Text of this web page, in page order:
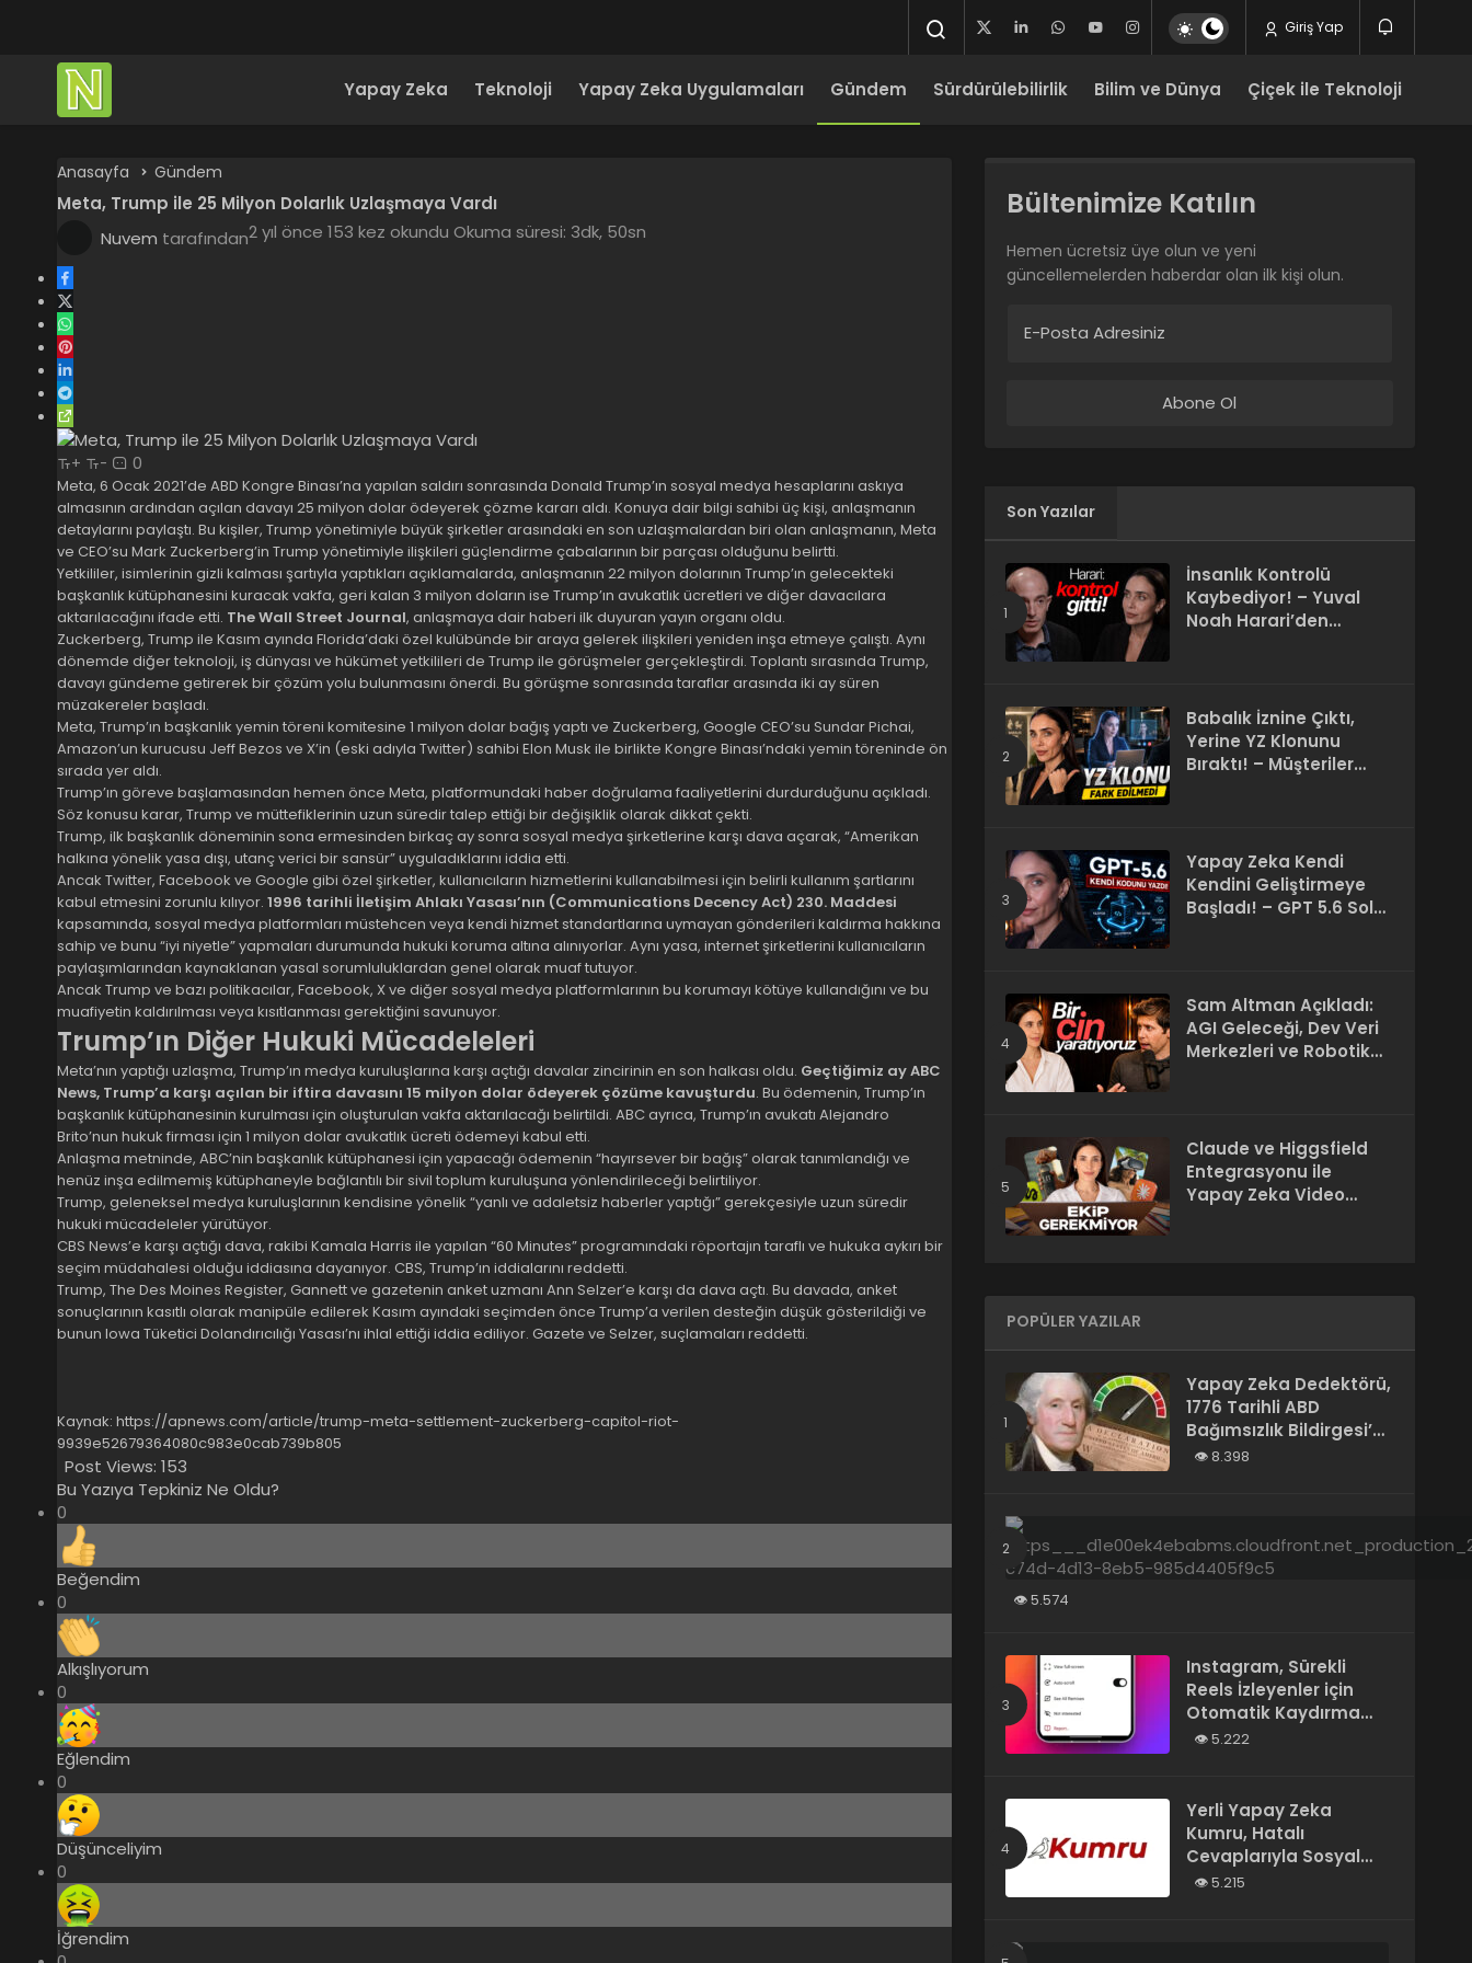
Giriş Yap
Yapay Zeka Teknoloji Yapay Zeka Uygulamaları Gündem Sürdürülebilirlik Bilim ve Dünya Çiçek ile Teknoloji
Anasayfa Gündem
Meta, Trump ile 25 Milyon Dolarlık Uzlaşmaya Vardı
Nuvem tarafından2 yıl önce 153 kez okundu Okuma süresi: 3dk, 50sn
+ - 0
Meta, 6 Ocak 2021’de ABD Kongre Binası’na yapılan saldırı sonrasında Donald Trump’ın sosyal medya hesaplarını askıya
almasının ardından açılan davayı 25 milyon dolar ödeyerek çözme kararı aldı. Konuya dair bilgi sahibi üç kişi, anlaşmanın
detaylarını paylaştı. Bu kişiler, Trump yönetimiyle büyük şirketler arasındaki en son uzlaşmalardan biri olan anlaşmanın, Meta
ve CEO’su Mark Zuckerberg’in Trump yönetimiyle ilişkileri güçlendirme çabalarının bir parçası olduğunu belirtti.
Yetkililer, isimlerinin gizli kalması şartıyla yaptıkları açıklamalarda, anlaşmanın 22 milyon dolarının Trump’ın gelecekteki
başkanlık kütüphanesini kuracak vakfa, geri kalan 3 milyon doların ise Trump’ın avukatlık ücretleri ve diğer davacılara
aktarılacağını ifade etti. The Wall Street Journal, anlaşmaya dair haberi ilk duyuran yayın organı oldu.
Zuckerberg, Trump ile Kasım ayında Florida’daki özel kulübünde bir araya gelerek ilişkileri yeniden inşa etmeye çalıştı. Aynı
dönemde diğer teknoloji, iş dünyası ve hükümet yetkilileri de Trump ile görüşmeler gerçekleştirdi. Toplantı sırasında Trump,
davayı gündeme getirerek bir çözüm yolu bulunmasını önerdi. Bu görüşme sonrasında taraflar arasında iki ay süren
müzakereler başladı.
Meta, Trump’ın başkanlık yemin töreni komitesine 1 milyon dolar bağış yaptı ve Zuckerberg, Google CEO’su Sundar Pichai,
Amazon’un kurucusu Jeff Bezos ve X’in (eski adıyla Twitter) sahibi Elon Musk ile birlikte Kongre Binası’ndaki yemin töreninde ön
sırada yer aldı.
Trump’ın göreve başlamasından hemen önce Meta, platformundaki haber doğrulama faaliyetlerini durdurduğunu açıkladı.
Söz konusu karar, Trump ve müttefiklerinin uzun süredir talep ettiği bir değişiklik olarak dikkat çekti.
Trump, ilk başkanlık döneminin sona ermesinden birkaç ay sonra sosyal medya şirketlerine karşı dava açarak, “Amerikan
halkına yönelik yasa dışı, utanç verici bir sansür” uyguladıklarını iddia etti.
Ancak Twitter, Facebook ve Google gibi özel şirketler, kullanıcıların hizmetlerini kullanabilmesi için belirli kullanım şartlarını
kabul etmesini zorunlu kılıyor. 1996 tarihli İletişim Ahlakı Yasası’nın (Communications Decency Act) 230. Maddesi
kapsamında, sosyal medya platformları müstehcen veya kendi hizmet standartlarına uymayan gönderileri kaldırma hakkına
sahip ve bunu “iyi niyetle” yapmaları durumunda hukuki koruma altına alınıyorlar. Aynı yasa, internet şirketlerini kullanıcıların
paylaşımlarından kaynaklanan yasal sorumluluklardan genel olarak muaf tutuyor.
Ancak Trump ve bazı politikacılar, Facebook, X ve diğer sosyal medya platformlarının bu korumayı kötüye kullandığını ve bu
muafiyetin kaldırılması veya kısıtlanması gerektiğini savunuyor.
Trump’ın Diğer Hukuki Mücadeleleri
Meta’nın yaptığı uzlaşma, Trump’ın medya kuruluşlarına karşı açtığı davalar zincirinin en son halkası oldu. Geçtiğimiz ay ABC
News, Trump’a karşı açılan bir iftira davasını 15 milyon dolar ödeyerek çözüme kavuşturdu. Bu ödemenin, Trump’ın
başkanlık kütüphanesinin kurulması için oluşturulan vakfa aktarılacağı belirtildi. ABC ayrıca, Trump’ın avukatı Alejandro
Brito’nun hukuk firması için 1 milyon dolar avukatlık ücreti ödemeyi kabul etti.
Anlaşma metninde, ABC’nin başkanlık kütüphanesi için yapacağı ödemenin “hayırsever bir bağış” olarak tanımlandığı ve
henüz inşa edilmemiş kütüphaneyle bağlantılı bir sivil toplum kuruluşuna yönlendirileceği belirtiliyor.
Trump, geleneksel medya kuruluşlarının kendisine yönelik “yanlı ve adaletsiz haberler yaptığı” gerekçesiyle uzun süredir
hukuki mücadeleler yürütüyor.
CBS News’e karşı açtığı dava, rakibi Kamala Harris ile yapılan “60 Minutes” programındaki röportajın taraflı ve hukuka aykırı bir
seçim müdahalesi olduğu iddiasına dayanıyor. CBS, Trump’ın iddialarını reddetti.
Trump, The Des Moines Register, Gannett ve gazetenin anket uzmanı Ann Selzer’e karşı da dava açtı. Bu davada, anket
sonuçlarının kasıtlı olarak manipüle edilerek Kasım ayındaki seçimden önce Trump’a verilen desteğin düşük gösterildiği ve
bunun Iowa Tüketici Dolandırıcılığı Yasası’nı ihlal ettiği iddia ediliyor. Gazete ve Selzer, suçlamaları reddetti.
Kaynak: https://apnews.com/article/trump-meta-settlement-zuckerberg-capitol-riot-
9939e52679364080c983e0cab739b805
Post Views: 153
Bu Yazıya Tepkiniz Ne Oldu?
0
Beğendim
0
Alkışlıyorum
0
Eğlendim
0
Düşünceliyim
0
İğrendim
Bültenimize Katılın
Hemen ücretsiz üye olun ve yeni
güncellemelerden haberdar olan ilk kişi olun.
E-Posta Adresiniz
Son Yazılar
İnsanlık Kontrolü
Kaybediyor! – Yuval
Noah Harari’den
Babalık İznine Çıktı,
Yerine YZ Klonunu
Bıraktı! – Müşteriler
Yapay Zeka Kendi
Kendini Geliştirmeye
Başladı! – GPT 5.6 Sol
Sam Altman Açıkladı:
AGI Geleceği, Dev Veri
Merkezleri ve Robotik
Claude ve Higgsfield
Entegrasyonu ile
Yapay Zeka Video
POPÜLER YAZILAR
Yapay Zeka Dedektörü,
1776 Tarihli ABD
Bağımsızlık Bildirgesi’ni
“Yapay Zeka
8.398
5.574
Instagram, Sürekli
Reels İzleyenler için
Otomatik Kaydırma
Özelliğini Test Ediyor
5.222
Yerli Yapay Zeka
Kumru, Hatalı
Cevaplarıyla Sosyal
Medyada Gündem
5.215